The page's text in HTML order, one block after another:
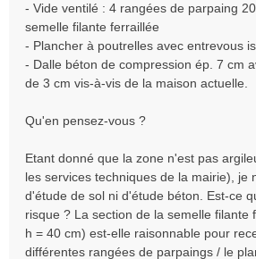
- Vide ventilé : 4 rangées de parpaing
semelle filante ferraillée
- Plancher à poutrelles avec entrevous
- Dalle béton de compression ép. 7 cm
de 3 cm vis-à-vis de la maison actuelle.
Qu'en pensez-vous ?
Etant donné que la zone n'est pas
les services techniques de la mairie), je
d'étude de sol ni d'étude béton. Est-ce
risque ? La section de la semelle filante
h = 40 cm) est-elle raisonnable pour
différentes rangées de parpaings / le